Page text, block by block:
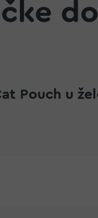
Pouch u